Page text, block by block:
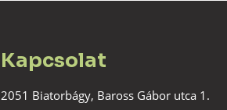
Kapcsolat
2051 Biatorbágy, Baross Gábor utca 1.